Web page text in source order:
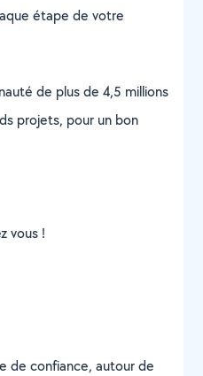
étape de votre
de plus de 4,5 millions
projets, pour un bon
vous !
de confiance, autour de